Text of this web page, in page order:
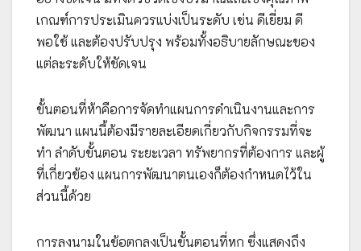
เกณฑ์การประเมินควรแบ่งเป็นระดับ เช่น ดีเยี่ยม ดี
พอใช้ และต้องปรับปรุง พร้อมทั้งอธิบายลักษณะของ
แต่ละระดับให้ชัดเจน
ขั้นตอนที่ห้าคือการจัดทำแผนการดำเนินงานและการ
พัฒนา แผนนี้ต้องมีรายละเอียดเกี่ยวกับกิจกรรมที่จะ
ทำ ลำดับขั้นตอน ระยะเวลา ทรัพยากรที่ต้องการ และผู้
ที่เกี่ยวข้อง แผนการพัฒนาตนเองก็ต้องกำหนดไว้ใน
ส่วนนี้ด้วย
การลงนามในข้อตกลงเป็นขั้นตอนที่หก ซึ่งแสดงถึง